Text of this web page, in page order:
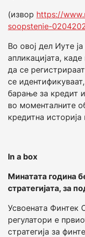
(извор https://
soopstenie-
Во овој дел Иуте
апликацијата,
да се
се
барање за кредит
во моменталните
кредитна историја
In a box
Минатата година
стратегијата, за
Усвоената Финтек
регулатори е
стратегија за